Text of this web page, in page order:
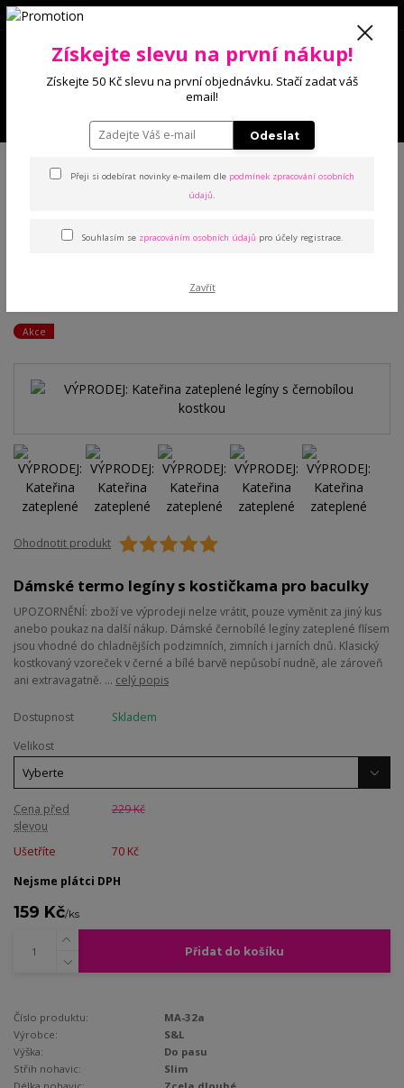
0 Kč
černobílou kostkou
VÝPRODEJ: Kateřina
Akce
Ohodnotit produkt
Dámské termo legíny s kostičkama pro baculky
UPOZORNĚNÍ: zboží ve výprodeji nelze vrátit, pouze vyměnit za jiný kus
anebo poukaz na další nákup. Dámské černobílé legíny zateplené flísem
jsou vhodné do chladnějších podzimních, zimních i jarních dnů. Klasický
kostkovaný vzoreček v černé a bílé barvě nepůsobí nudně, ale zároveň
ani extravagatně. ... celý popis
Dostupnost
Skladem
Velikost
Cena před
slevou
229 Kč
Ušetříte
70 Kč
Nejsme plátci DPH
159 Kč/ks
Přidat do košíku
Číslo produktu:
MA-32a
Výrobce:
S&L
Výška:
Do pasu
Střih nohavic:
Slim
Délka nohavic:
Zcela dlouhé
Získejte slevu na první nákup!
Získejte 50 Kč slevu na první objednávku. Stačí zadat váš
email!
Odeslat
Přeji si odebírat novinky e-mailem dle podmínek zpracování osobních
údajů.
Souhlasím se zpracováním osobních údajů pro účely registrace.
Zavřít